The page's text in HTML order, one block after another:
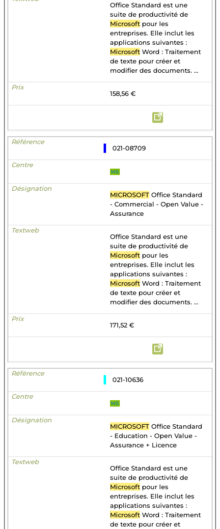
Office Standard est une
suite de productivité de
Microsoft pour les
entreprises. Elle inclut les
applications suivantes :
Microsoft Word : Traitement
de texte pour créer et
modifier des documents. ...
158,56 €
021-08709
MS
MICROSOFT Office Standard
- Commercial - Open Value -
Assurance
Office Standard est une
suite de productivité de
Microsoft pour les
entreprises. Elle inclut les
applications suivantes :
Microsoft Word : Traitement
de texte pour créer et
modifier des documents. ...
171,52 €
021-10636
MS
MICROSOFT Office Standard
- Education - Open Value -
Assurance + Licence
Office Standard est une
suite de productivité de
Microsoft pour les
entreprises. Elle inclut les
applications suivantes :
Microsoft Word : Traitement
de texte pour créer et